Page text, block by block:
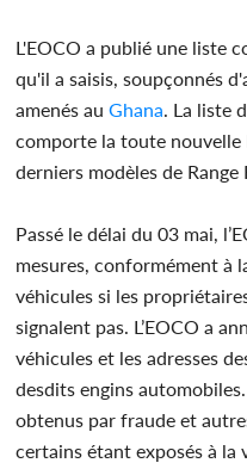
L'EOCO a publié une liste
qu'il a saisis, soupçonnés
amenés auGhana. La liste
comporte la toute nouvelle
derniers modèles de Range
Passé le délai du 03 mai,
mesures, conformément à
véhicules si les
signalent pas. L’EOCO a
véhicules et les adresses
desdits engins
obtenus par fraude et
certains étant exposés à la